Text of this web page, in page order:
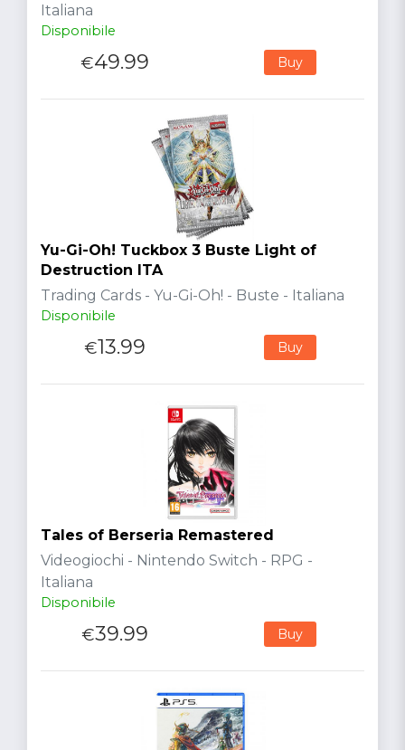
Italiana
Disponibile
€49.99 Buy
Yu-Gi-Oh! Tuckbox 3 Buste Light of
Destruction ITA
Trading Cards - Yu-Gi-Oh! - Buste - Italiana
Disponibile
€13.99 Buy
Tales of Berseria Remastered
Videogiochi - Nintendo Switch - RPG -
Italiana
Disponibile
€39.99 Buy